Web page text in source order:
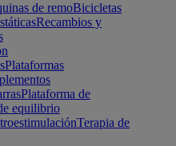
de remoBicicletas
Recambios y
Plataformas
Plataforma de
equilibrio
Terapia de